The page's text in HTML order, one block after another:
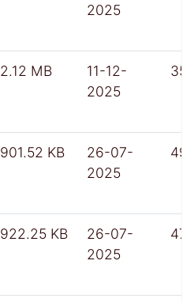
2025
2.12 MB
11-12-
2025
901.52 KB
26-07-
2025
922.25 KB
26-07-
2025
471